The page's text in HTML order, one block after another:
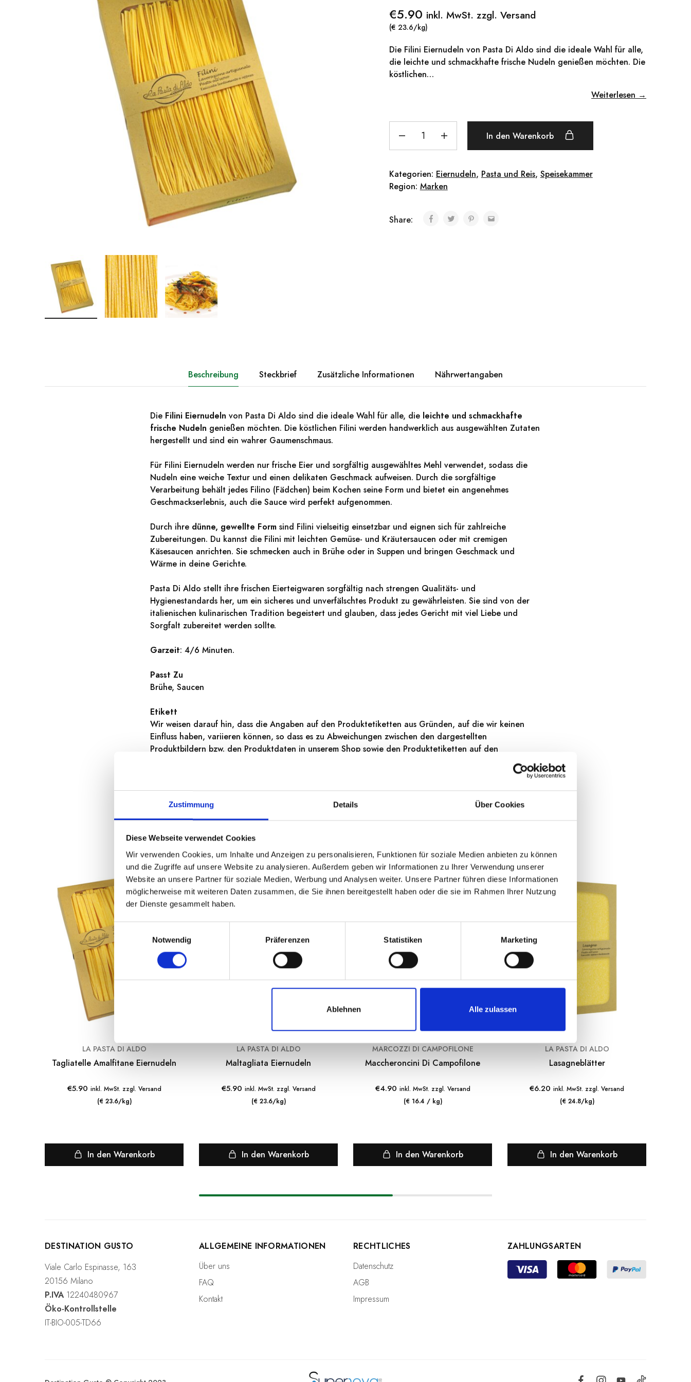
Zustimmung Details Über Cookies
Diese Webseite verwendet Cookies
Wir verwenden Cookies, um Inhalte und Anzeigen zu personalisieren, Funktionen für soziale Medien anbieten zu können
und die Zugriffe auf unsere Website zu analysieren. Außerdem geben wir Informationen zu Ihrer Verwendung unserer
Website an unsere Partner für soziale Medien, Werbung und Analysen weiter. Unsere Partner führen diese Informationen
möglicherweise mit weiteren Daten zusammen, die Sie ihnen bereitgestellt haben oder die sie im Rahmen Ihrer Nutzung
der Dienste gesammelt haben.
E
i
l
i
n
g
a
u
h
Notwendig Präferenzen Statistiken Marketing
Ablehnen Alle zulassen
€5.90 inkl. MwSt. zzgl. Versand
(€ 23.6/kg)
Die Filini Eiernudeln von Pasta Di Aldo sind die ideale Wahl für alle,
die leichte und schmackhafte frische Nudeln genießen möchten. Die
köstlichen…
Weiterlesen →
In den Warenkorb
Kategorien: Eiernudeln, Pasta und Reis, Speisekammer
Region: Marken
Share:
Beschreibung Steckbrief Zusätzliche Informationen Nährwertangaben
Die Filini Eiernudeln von Pasta Di Aldo sind die ideale Wahl für alle, die leichte und schmackhafte
frische Nudeln genießen möchten. Die köstlichen Filini werden handwerklich aus ausgewählten Zutaten
hergestellt und sind ein wahrer Gaumenschmaus.
Für Filini Eiernudeln werden nur frische Eier und sorgfältig ausgewähltes Mehl verwendet, sodass die
Nudeln eine weiche Textur und einen delikaten Geschmack aufweisen. Durch die sorgfältige
Verarbeitung behält jedes Filino (Fädchen) beim Kochen seine Form und bietet ein angenehmes
Geschmackserlebnis, auch die Sauce wird perfekt aufgenommen.
Durch ihre dünne, gewellte Form sind Filini vielseitig einsetzbar und eignen sich für zahlreiche
Zubereitungen. Du kannst die Filini mit leichten Gemüse- und Kräutersaucen oder mit cremigen
Käsesaucen anrichten. Sie schmecken auch in Brühe oder in Suppen und bringen Geschmack und
Wärme in deine Gerichte.
Pasta Di Aldo stellt ihre frischen Eierteigwaren sorgfältig nach strengen Qualitäts- und
Hygienestandards her, um ein sicheres und unverfälschtes Produkt zu gewährleisten. Sie sind von der
italienischen kulinarischen Tradition begeistert und glauben, dass jedes Gericht mit viel Liebe und
Sorgfalt zubereitet werden sollte.
Garzeit: 4/6 Minuten.
Passt Zu
Brühe, Saucen
Etikett
Wir weisen darauf hin, dass die Angaben auf den Produktetiketten aus Gründen, auf die wir keinen
Einfluss haben, variieren können, so dass es zu Abweichungen zwischen den dargestellten
Produktbildern bzw. den Produktdaten in unserem Shop sowie den Produktetiketten auf den
gelieferten Produkten kommen kann. Wir empfehlen vor dem Verzehr oder der Verwendung stets die
Ähnliche Produkte
LA PASTA DI ALDO
Tagliatelle Amalfitane Eiernudeln
€5.90 inkl. MwSt. zzgl. Versand
(€ 23.6/kg)
In den Warenkorb
LA PASTA DI ALDO
Maltagliata Eiernudeln
€5.90 inkl. MwSt. zzgl. Versand
(€ 23.6/kg)
In den Warenkorb
MARCOZZI DI CAMPOFILONE
Maccheroncini Di Campofilone
€4.90 inkl. MwSt. zzgl. Versand
(€ 16.4 / kg)
In den Warenkorb
LA PASTA DI ALDO
Lasagneblätter
€6.20 inkl. MwSt. zzgl. Versand
(€ 24.8/kg)
In den Warenkorb
DESTINATION GUSTO
Viale Carlo Espinasse, 163
20156 Milano
P.IVA12240480967
Öko-Kontrollstelle
IT-BIO-005-TD66
ALLGEMEINE INFORMATIONEN
Über uns
FAQ
Kontakt
RECHTLICHES
Datenschutz
AGB
Impressum
ZAHLUNGSARTEN